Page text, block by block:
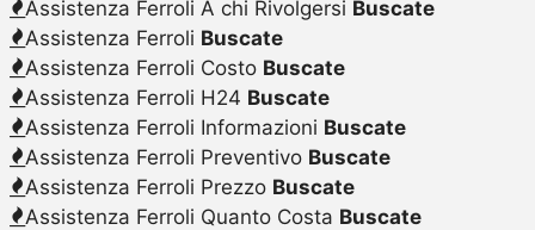
Assistenza Ferroli A chi Rivolgersi Buscate
Assistenza Ferroli Buscate
Assistenza Ferroli Costo Buscate
Assistenza Ferroli H24 Buscate
Assistenza Ferroli Informazioni Buscate
Assistenza Ferroli Preventivo Buscate
Assistenza Ferroli Prezzo Buscate
Assistenza Ferroli Quanto Costa Buscate